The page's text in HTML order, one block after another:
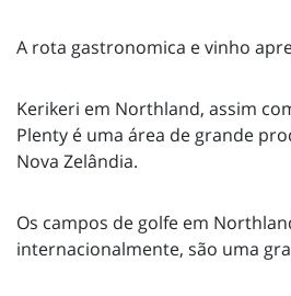
A rota gastronomica e vinho
Kerikeri em Northland, assim
Plenty é uma área de grande
Nova Zelândia.
Os campos de golfe em
internacionalmente, são uma